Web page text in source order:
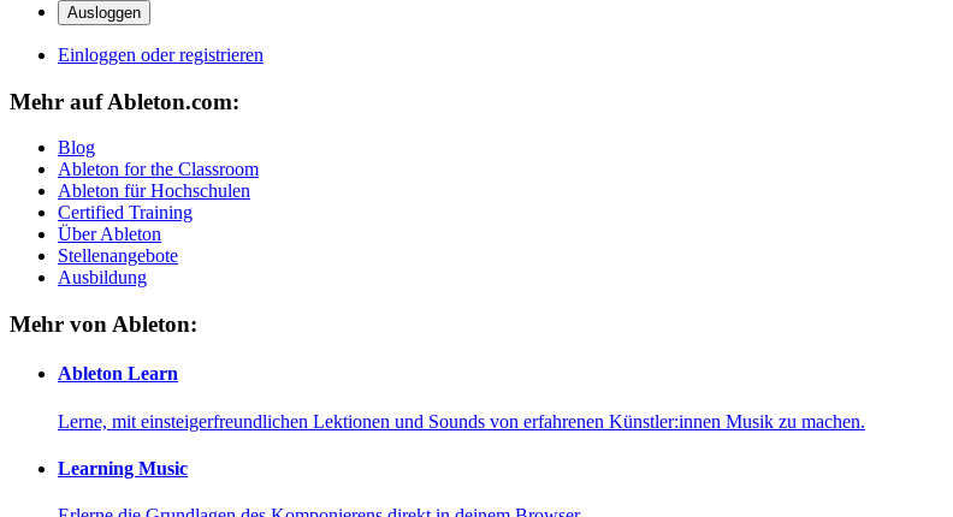
Einloggen oder registrieren
Mehr auf Ableton.com:
Blog
Ableton for the Classroom
Ableton für Hochschulen
Certified Training
Über Ableton
Stellenangebote
Ausbildung
Mehr von Ableton:
Ableton Learn
Lerne, mit einsteigerfreundlichen Lektionen und Sounds von erfahrenen Künstler:innen Musik zu machen.
Learning Music